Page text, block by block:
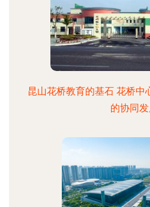
昆山花桥教育的基石 花桥中
的协同